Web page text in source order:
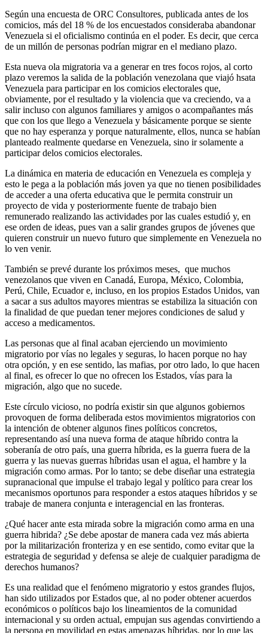
Según una encuesta de ORC Consultores, publicada antes de los
comicios, más del 18 % de los encuestados consideraba abandonar
Venezuela si el oficialismo continúa en el poder. Es decir, que cerca
de un millón de personas podrían migrar en el mediano plazo.
Esta nueva ola migratoria va a generar en tres focos rojos, al corto
plazo veremos la salida de la población venezolana que viajó hsata
Venezuela para participar en los comicios electorales que,
obviamente, por el resultado y la violencia que va creciendo, va a
salir incluso con algunos familiares y amigos o acompañantes más
que con los que llego a Venezuela y básicamente porque se siente
que no hay esperanza y porque naturalmente, ellos, nunca se habían
planteado realmente quedarse en Venezuela, sino ir solamente a
participar delos comicios electorales.
La dinámica en materia de educación en Venezuela es compleja y
esto le pega a la población más joven ya que no tienen posibilidades
de acceder a una oferta educativa que le permita construir un
proyecto de vida y posteriormente fuente de trabajo bien
remunerado realizando las actividades por las cuales estudió y, en
ese orden de ideas, pues van a salir grandes grupos de jóvenes que
quieren construir un nuevo futuro que simplemente en Venezuela no
lo ven venir.
También se prevé durante los próximos meses, que muchos
venezolanos que viven en Canadá, Europa, México, Colombia,
Perú, Chile, Ecuador e, incluso, en los propios Estados Unidos, van
a sacar a sus adultos mayores mientras se estabiliza la situación con
la finalidad de que puedan tener mejores condiciones de salud y
acceso a medicamentos.
Las personas que al final acaban ejerciendo un movimiento
migratorio por vías no legales y seguras, lo hacen porque no hay
otra opción, y en ese sentido, las mafias, por otro lado, lo que hacen
al final, es ofrecer lo que no ofrecen los Estados, vías para la
migración, algo que no sucede.
Este círculo vicioso, no podría existir sin que algunos gobiernos
provoquen de forma deliberada estos movimientos migratorios con
la intención de obtener algunos fines políticos concretos,
representando así una nueva forma de ataque híbrido contra la
soberanía de otro país, una guerra híbrida, es la guerra fuera de la
guerra y las nuevas guerras híbridas usan el agua, el hambre y la
migración como armas. Por lo tanto; se debe diseñar una estrategia
supranacional que impulse el trabajo legal y político para crear los
mecanismos oportunos para responder a estos ataques híbridos y se
trabaje de manera conjunta e interagencial en las fronteras.
¿Qué hacer ante esta mirada sobre la migración como arma en una
guerra hibrida? ¿Se debe apostar de manera cada vez más abierta
por la militarización fronteriza y en ese sentido, como evitar que la
estrategia de seguridad y defensa se aleje de cualquier paradigma de
derechos humanos?
Es una realidad que el fenómeno migratorio y estos grandes flujos,
han sido utilizados por Estados que, al no poder obtener acuerdos
económicos o políticos bajo los lineamientos de la comunidad
internacional y su orden actual, empujan sus agendas convirtiendo a
la persona en movilidad en estas amenazas híbridas, por lo que las